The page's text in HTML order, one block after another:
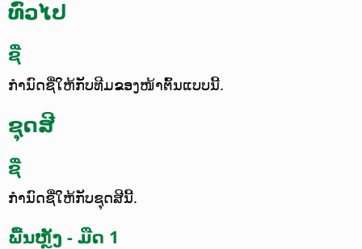
ທົ່ວໄປ
ຊື່
ກຳນົດຊື່ໃຫ້ກັບທີມຂອງໜ້າຕົ້ນແບບນີ້.
ຊຸດສີ
ຊື່
ກຳນົດຊື່ໃຫ້ກັບຊຸດສີນີ້.
ພື້ນຫຼັງ - ມືດ 1